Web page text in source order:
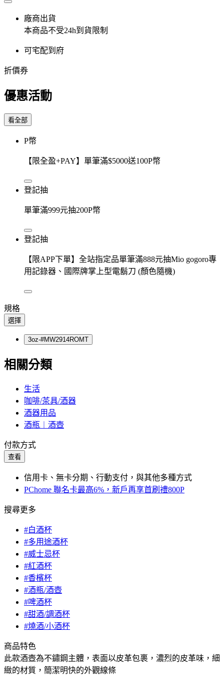
廠商出貨
本商品不受24h到貨限制
可宅配到府
折價券
優惠活動
看全部
P幣
【限全盈+PAY】單筆滿$5000送100P幣
登記抽
單筆滿999元抽200P幣
登記抽
【限APP下單】全站指定品單筆滿888元抽Mio gogoro專
用記錄器、國際牌掌上型電鬍刀 (顏色隨機)
規格
選擇
3oz-#MW2914ROMT
相關分類
生活
咖啡/茶具/酒器
酒器用品
酒瓶︱酒壺
付款方式
查看
信用卡、無卡分期、行動支付，與其他多種方式
PChome 聯名卡最高6%，新戶再享首刷禮800P
搜尋更多
#白酒杯
#多用途酒杯
#威士忌杯
#紅酒杯
#香檳杯
#酒瓶/酒壺
#啤酒杯
#甜酒/調酒杯
#燒酒/小酒杯
商品特色
此款酒壺為不鏽鋼主體，表面以皮革包裹，濃烈的皮革味，細
緻的材質，簡潔明快的外觀線條